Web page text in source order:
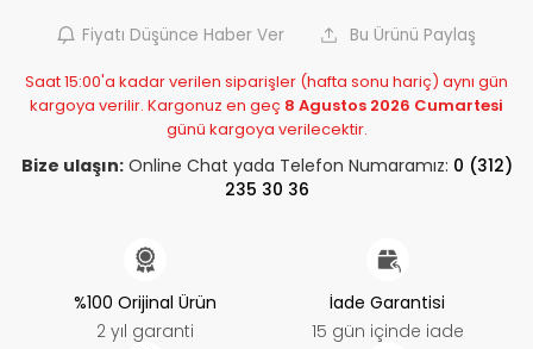
Fiyatı Düşünce Haber Ver Bu Ürünü Paylaş
Saat 15:00'a kadar verilen siparişler (hafta sonu hariç) aynı gün
kargoya verilir. Kargonuz en geç 8 Agustos 2026 Cumartesi
günü kargoya verilecektir.
Bize ulaşın:Online Chat yada Telefon Numaramız: 0 (312)
235 30 36
%100 Orijinal Ürün
2 yıl garanti
İade Garantisi
15 gün içinde iade